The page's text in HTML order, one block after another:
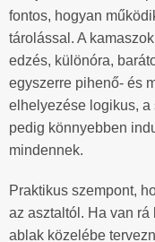
fontos, hogyan
tárolással. A
edzés, különóra,
egyszerre pihenő- és
elhelyezése logikus, a
pedig könnyebben
mindennek.
Praktikus szempont,
az asztaltól. Ha van
ablak közelébe